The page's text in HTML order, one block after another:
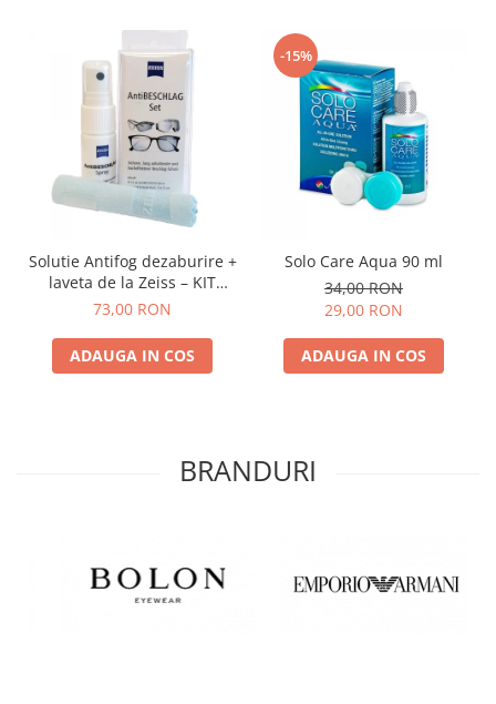
Solutie Antifog dezaburire +
laveta de la Zeiss – KIT
COMPLET
73,00 RON
ADAUGA IN COS
-15%
Solo Care Aqua 90 ml
34,00 RON
29,00 RON
ADAUGA IN COS
BRANDURI